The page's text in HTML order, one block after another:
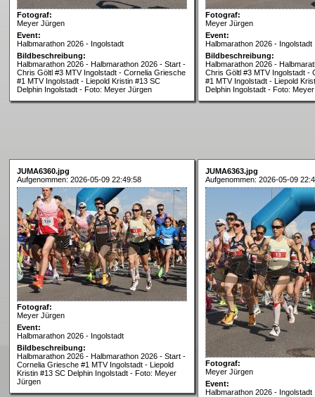
Fotograf:
Meyer Jürgen
Event:
Halbmarathon 2026 - Ingolstadt
Bildbeschreibung:
Halbmarathon 2026 - Halbmarathon 2026 - Start -
Chris Göltl #3 MTV Ingolstadt - Cornelia Griesche
#1 MTV Ingolstadt - Liepold Kristin #13 SC
Delphin Ingolstadt - Foto: Meyer Jürgen
Fotograf:
Meyer Jürgen
Event:
Halbmarathon 2026 - Ingolstadt
Bildbeschreibung:
Halbmarathon 2026 -
Chris Göltl #3 MTV Ingolstadt -
#1 MTV Ingolstadt - Liepold
Delphin Ingolstadt - Foto:
JUMA6360.jpg
Aufgenommen: 2026-05-09 22:49:58
Fotograf:
Meyer Jürgen
Event:
Halbmarathon 2026 - Ingolstadt
Bildbeschreibung:
Halbmarathon 2026 - Halbmarathon 2026 - Start -
Cornelia Griesche #1 MTV Ingolstadt - Liepold
Kristin #13 SC Delphin Ingolstadt - Foto: Meyer
Jürgen
JUMA6363.jpg
Aufgenommen: 2026-05-09
Fotograf:
Meyer Jürgen
Event:
Halbmarathon 2026 - Ingolstadt